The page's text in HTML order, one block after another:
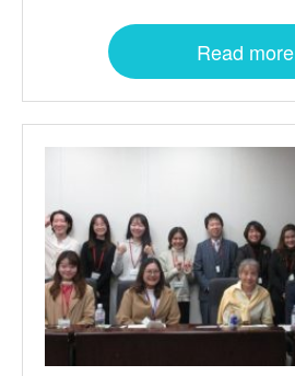
Read more